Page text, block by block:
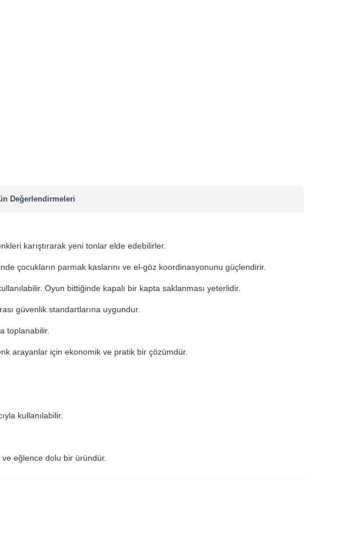
Değerlendirmeleri
karıştırarak yeni tonlar elde edebilirler.
çocukların parmak kaslarını ve el-göz koordinasyonunu güçlendirir.
Oyun bittiğinde kapalı bir kapta saklanması yeterlidir.
güvenlik standartlarına uygundur.
toplanabilir.
arayanlar için ekonomik ve pratik bir çözümdür.
kullanılabilir.
ve eğlence dolu bir üründür.